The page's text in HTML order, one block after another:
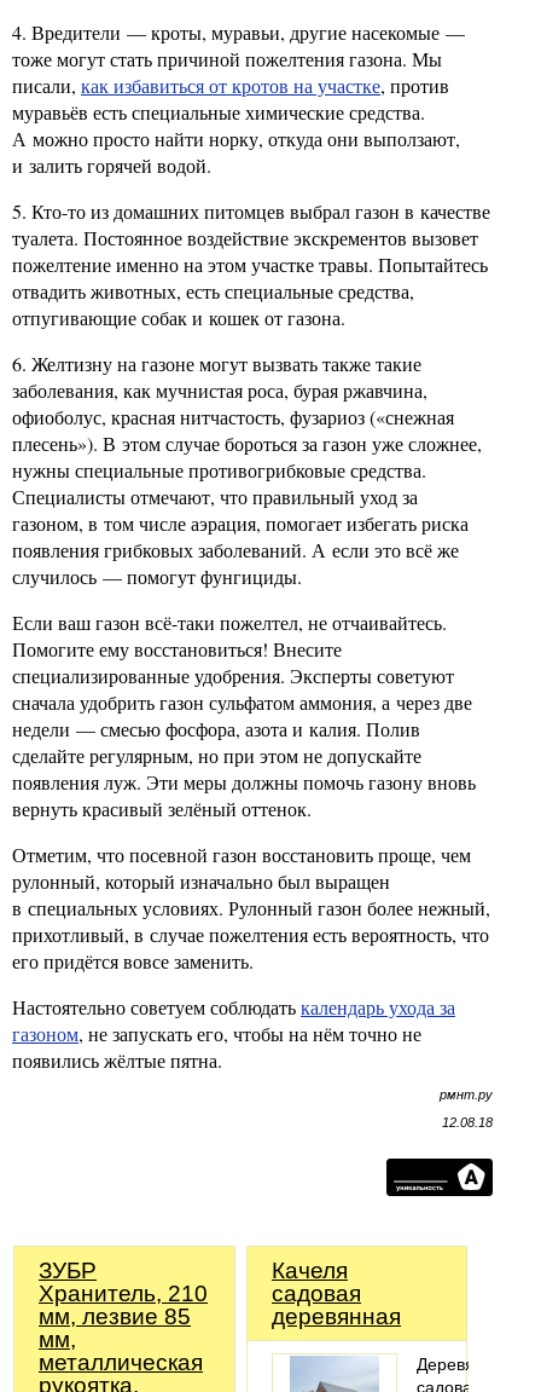
4. Вредители — кроты, муравьи, другие насекомые —
тоже могут стать причиной пожелтения газона. Мы
писали, как избавиться от кротов на участке, против
муравьёв есть специальные химические средства.
А можно просто найти норку, откуда они выползают,
и залить горячей водой.
5. Кто-то из домашних питомцев выбрал газон в качестве
туалета. Постоянное воздействие экскрементов вызовет
пожелтение именно на этом участке травы. Попытайтесь
отвадить животных, есть специальные средства,
отпугивающие собак и кошек от газона.
6. Желтизну на газоне могут вызвать также такие
заболевания, как мучнистая роса, бурая ржавчина,
офиоболус, красная нитчастость, фузариоз («снежная
плесень»). В этом случае бороться за газон уже сложнее,
нужны специальные противогрибковые средства.
Специалисты отмечают, что правильный уход за
газоном, в том числе аэрация, помогает избегать риска
появления грибковых заболеваний. А если это всё же
случилось — помогут фунгициды.
Если ваш газон всё-таки пожелтел, не отчаивайтесь.
Помогите ему восстановиться! Внесите
специализированные удобрения. Эксперты советуют
сначала удобрить газон сульфатом аммония, а через две
недели — смесью фосфора, азота и калия. Полив
сделайте регулярным, но при этом не допускайте
появления луж. Эти меры должны помочь газону вновь
вернуть красивый зелёный оттенок.
Отметим, что посевной газон восстановить проще, чем
рулонный, который изначально был выращен
в специальных условиях. Рулонный газон более нежный,
прихотливый, в случае пожелтения есть вероятность, что
его придётся вовсе заменить.
Настоятельно советуем соблюдатькалендарь ухода за
газоном, не запускать его, чтобы на нём точно не
появились жёлтые пятна.
рмнт.ру
12.08.18
ЗУБР
Хранитель, 210
мм, лезвие 85
мм,
металлическая
рукоятка,
Качеля
садовая
деревянная
Деревянная
садовая